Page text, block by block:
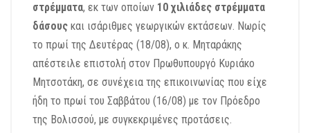
στρέμματα, εκ των οποίων 10 χιλιάδες στρέμματα
δάσους και ισάριθμες γεωργικών εκτάσεων. Νωρίς
το πρωί της Δευτέρας (18/08), ο κ. Μηταράκης
απέστειλε επιστολή στον Πρωθυπουργό Κυριάκο
Μητσοτάκη, σε συνέχεια της επικοινωνίας που είχε
ήδη το πρωί του Σαββάτου (16/08) με τον Πρόεδρο
της Βολισσού, με συγκεκριμένες προτάσεις.